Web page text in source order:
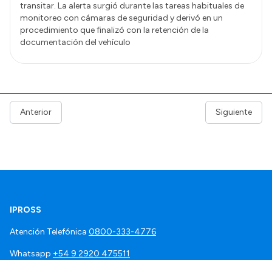
transitar. La alerta surgió durante las tareas habituales de
monitoreo con cámaras de seguridad y derivó en un
procedimiento que finalizó con la retención de la
documentación del vehículo
Anterior Siguiente
IPROSS
Atención Telefónica 0800-333-4776
Whatsapp +54 9 2920 475511